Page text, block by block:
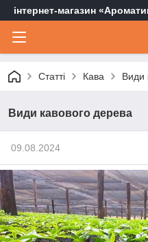
інтернет-магазин
Статті Кава Види
Види кавового дерева
09.08.2024